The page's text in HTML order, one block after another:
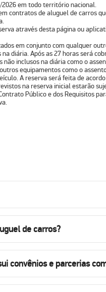
em todo território nacional.
contratos de aluguel de carros
através desta página ou
em conjunto com qualquer
diária. Após as 27 horas será
inclusos na diária como o
equipamentos como o
A reserva será feita de
na reserva inicial estarão
Público e dos Requisitos
de carros?
convênios e parcerias